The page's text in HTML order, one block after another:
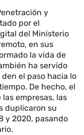
y
por el
del Ministerio
en sus
la vida de
ha servido
el paso hacia lo
De hecho, el
empresas, las
duplicaron su
y 2020, pasando